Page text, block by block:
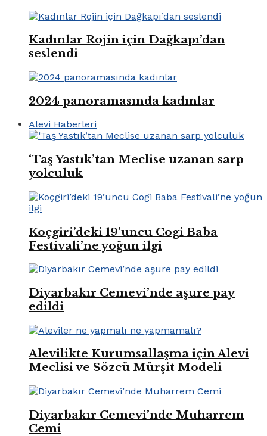
Kadınlar Rojin için Dağkapı’dan
seslendi
2024 panoramasında kadınlar
Alevi Haberleri
‘Taş Yastık’tan Meclise uzanan sarp
yolculuk
Koçgiri’deki 19’uncu Cogi Baba
Festivali’ne yoğun ilgi
Diyarbakır Cemevi’nde aşure pay
edildi
Alevilikte Kurumsallaşma için Alevi
Meclisi ve Sözcü Mürşit Modeli
Diyarbakır Cemevi’nde Muharrem
Cemi